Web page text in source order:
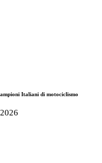
Italiani di motociclismo